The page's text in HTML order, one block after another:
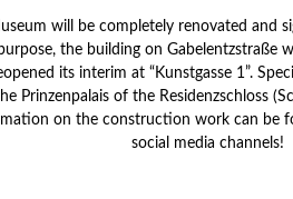
will be completely renovated and
the building on Gabelentzstraße
its interim at “Kunstgasse 1”.
Prinzenpalais of the Residenzschloss
on the construction work can be
social media channels!